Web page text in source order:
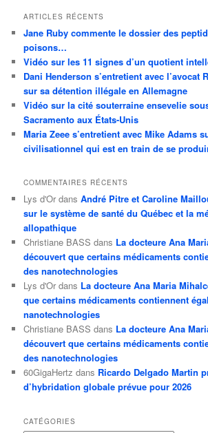
ARTICLES RÉCENTS
Jane Ruby commente le dossier des
poisons…
Vidéo sur les 11 signes d’un quotient
Dani Henderson s’entretient avec l’avocat
sur sa détention illégale en Allemagne
Vidéo sur la cité souterraine ensevelie
Sacramento aux États-Unis
Maria Zeee s’entretient avec Mike Adams
civilisationnel qui est en train de se
COMMENTAIRES RÉCENTS
Lys d'Or dansAndré Pitre et Caroline
sur le système de santé du Québec et la
allopathique
Christiane BASS dans La docteure Ana
découvert que certains médicaments
des nanotechnologies
Lys d'Or dans La docteure Ana Maria
que certains médicaments contiennent
nanotechnologies
Christiane BASS dans La docteure Ana
découvert que certains médicaments
des nanotechnologies
60GigaHertz dans Ricardo Delgado Martin
d’hybridation globale prévue pour 2026
CATÉGORIES